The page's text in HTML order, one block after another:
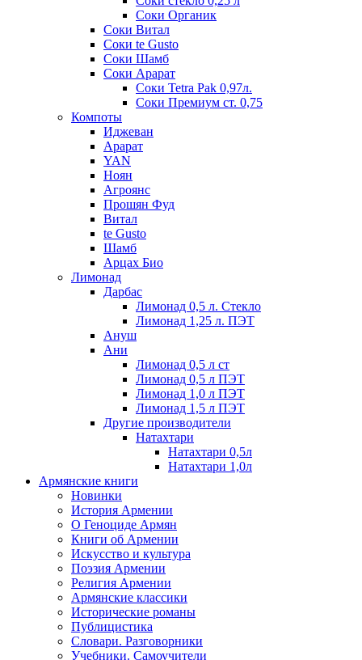
Соки Органик
Соки Витал
Соки te Gusto
Соки Шамб
Соки Арарат
Соки Tetra Pak 0,97л.
Соки Премиум ст. 0,75
Компоты
Иджеван
Арарат
YAN
Ноян
Агроянс
Прошян Фуд
Витал
te Gusto
Шамб
Арцах Био
Лимонад
Дарбас
Лимонад 0,5 л. Стекло
Лимонад 1,25 л. ПЭТ
Ануш
Ани
Лимонад 0,5 л ст
Лимонад 0,5 л ПЭТ
Лимонад 1,0 л ПЭТ
Лимонад 1,5 л ПЭТ
Другие производители
Натахтари
Натахтари 0,5л
Натахтари 1,0л
Армянские книги
Новинки
История Армении
О Геноциде Армян
Книги об Армении
Иcкусство и культура
Поэзия Армении
Религия Армении
Армянские классики
Исторические романы
Публицистика
Словари. Разговорники
Учебники. Самоучители